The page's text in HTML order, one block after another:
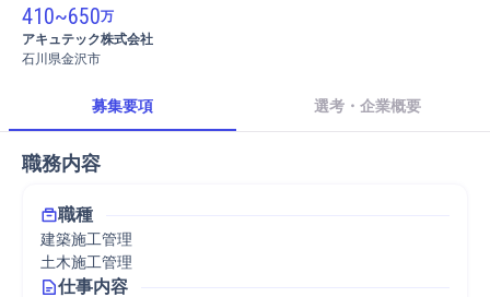
410~650万
アキュテック株式会社
石川県金沢市
募集要項 選考・企業概要
職務内容
職種
建築施工管理
土木施工管理
仕事内容